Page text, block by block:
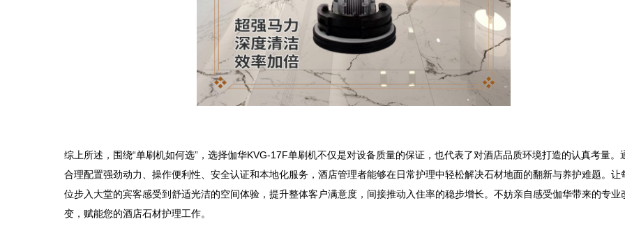
综上所述，围绕“单刷机如何选”，选择伽华KVG-17F单刷机不仅是对设备质量的保证，也代表了对酒店品质环境打造的认真考量。
合理配置强劲动力、操作便利性、安全认证和本地化服务，酒店管理者能够在日常护理中轻松解决石材地面的翻新与养护难题。让
位步入大堂的宾客感受到舒适光洁的空间体验，提升整体客户满意度，间接推动入住率的稳步增长。不妨亲自感受伽华带来的专业
变，赋能您的酒店石材护理工作。